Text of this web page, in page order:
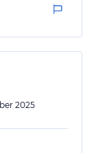
2025